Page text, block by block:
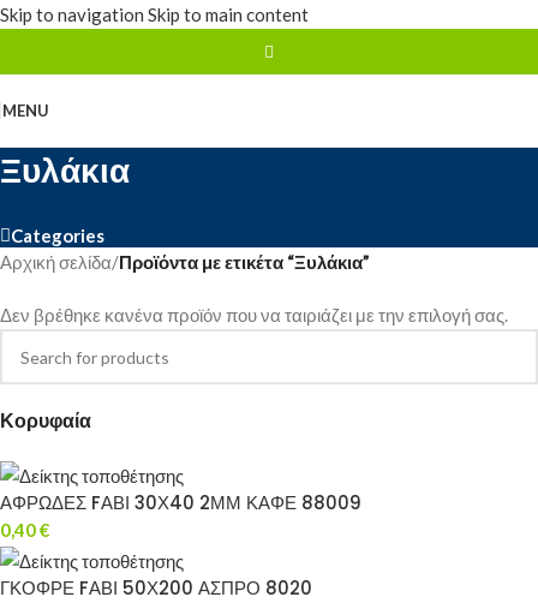
Skip to navigation Skip to main content
MENU
Ξυλάκια
Categories
Κορυφαία
ΑΦΡΩΔΕΣ FΑΒΙ 30Χ40 2ΜΜ ΚΑΦΕ 88009
0,40€
ΓΚΟΦΡΕ FΑΒΙ 50Χ200 ΑΣΠΡΟ 8020
Αρχική σελίδα/Προϊόντα με ετικέτα “Ξυλάκια”
Δεν βρέθηκε κανένα προϊόν που να ταιριάζει με την επιλογή σας.